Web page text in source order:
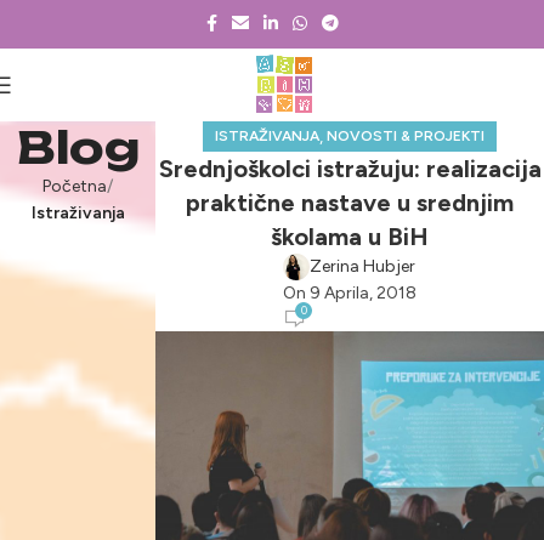
Blog
Početna
Istraživanja
ISTRAŽIVANJA,NOVOSTI & PROJEKTI
Srednjoškolci istražuju: realizacija
praktične nastave u srednjim
školama u BiH
Zerina Hubjer
On 9 Aprila, 2018
0